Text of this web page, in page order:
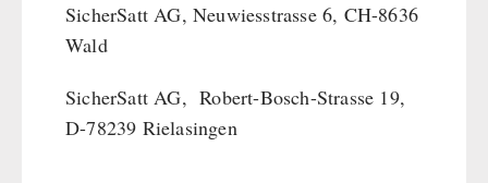
SicherSatt AG, Neuwiesstrasse 6, CH-8636
Wald
SicherSatt AG, Robert-Bosch-Strasse 19,
D-78239 Rielasingen